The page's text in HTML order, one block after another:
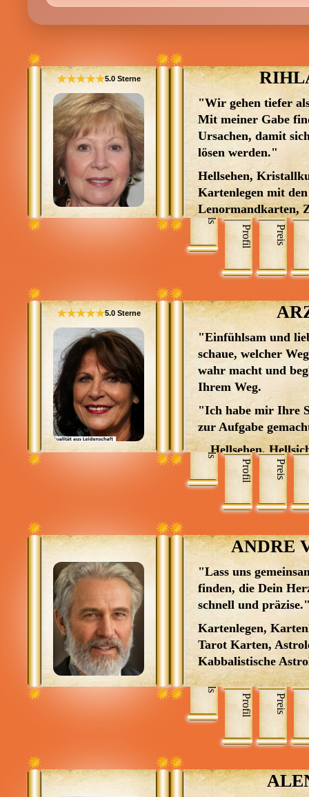
★★★★★5.0 Sterne
"Wir gehen tiefer
Mit meiner Gabe
Ursachen, damit
lösen werden."
Hellsehen,
Kartenlegen mit den
Lenormandkarten,
Skatkarten,
Tierkommunikation
Skills
Profil
Preis
★★★★★5.0 Sterne
"Einfühlsam und
schaue, welcher
wahr macht und
Ihrem Weg.
"Ich habe mir Ihre
zur Aufgabe
Hellsehen,
Jenseitskontakte,
Lenormandkarten,
Zigeunerkarten
Engelskarten,
Edeisteinkunde,
Wahrsagen,
Energiearbeit,
Traumdeutung,
Channeling,
Skills
Profil
Preis
ANDRE
"Lass uns
finden, die Dein
schnell und präzise."
Kartenlegen,
Tarot Karten,
Kabbalistische
Skills
Profil
Preis